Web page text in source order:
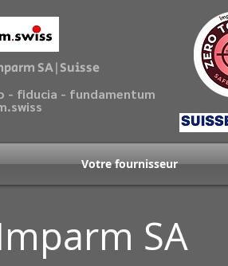
SA|Suisse
- fiducia - fundamentum
Votre fournisseur
SA